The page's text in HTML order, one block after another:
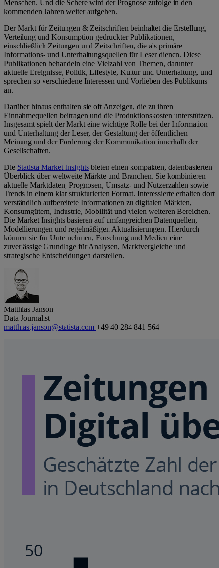
Menschen. Und die Schere wird der Prognose zufolge in den
kommenden Jahren weiter aufgehen.
Der Markt für Zeitungen & Zeitschriften beinhaltet die Erstellung,
Verteilung und Konsumption gedruckter Publikationen,
einschließlich Zeitungen und Zeitschriften, die als primäre
Informations- und Unterhaltungsquellen für Leser dienen. Diese
Publikationen behandeln eine Vielzahl von Themen, darunter
aktuelle Ereignisse, Politik, Lifestyle, Kultur und Unterhaltung, und
sprechen so verschiedene Interessen und Vorlieben des Publikums
an.
Darüber hinaus enthalten sie oft Anzeigen, die zu ihren
Einnahmequellen beitragen und die Produktionskosten unterstützen.
Insgesamt spielt der Markt eine wichtige Rolle bei der Information
und Unterhaltung der Leser, der Gestaltung der öffentlichen
Meinung und der Förderung der Kommunikation innerhalb der
Gesellschaften.
Die Statista Market Insights bieten einen kompakten, datenbasierten
Überblick über weltweite Märkte und Branchen. Sie kombinieren
aktuelle Marktdaten, Prognosen, Umsatz- und Nutzerzahlen sowie
Trends in einem klar strukturierten Format. Interessierte erhalten dort
verständlich aufbereitete Informationen zu digitalen Märkten,
Konsumgütern, Industrie, Mobilität und vielen weiteren Bereichen.
Die Market Insights basieren auf umfangreichen Datenquellen,
Modellierungen und regelmäßigen Aktualisierungen. Hierdurch
können sie für Unternehmen, Forschung und Medien eine
zuverlässige Grundlage für Analysen, Marktvergleiche und
strategische Entscheidungen darstellen.
Matthias Janson
Data Journalist
matthias.janson@statista.com +49 40 284 841 564